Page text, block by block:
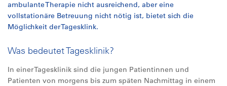
ambulante Therapie nicht ausreichend, aber eine
vollstationäre Betreuung nicht nötig ist, bietet sich die
Möglichkeit der Tagesklink.
Was bedeutet Tagesklinik?
In einer Tagesklinik sind die jungen Patientinnen und
Patienten von morgens bis zum späten Nachmittag in einem